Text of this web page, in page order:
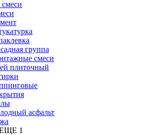
группа
смеси
плиточный
асфальт
1